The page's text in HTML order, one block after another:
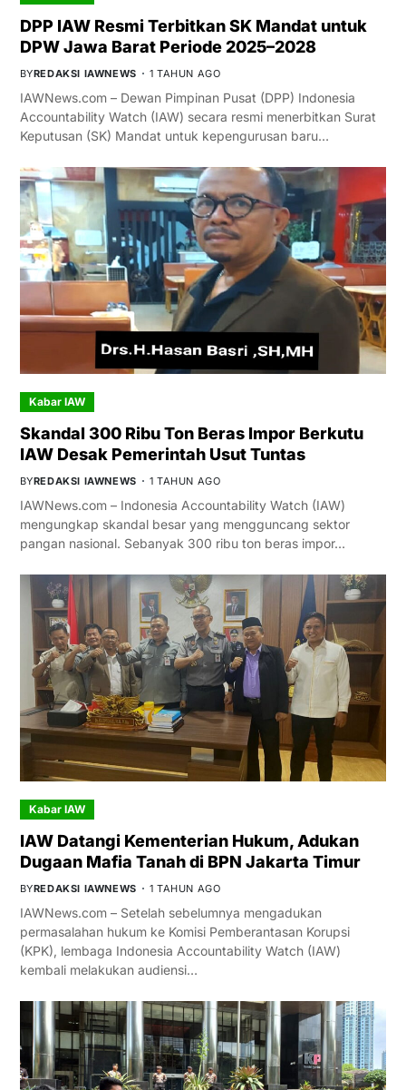
DPP IAW Resmi Terbitkan SK Mandat untuk
DPW Jawa Barat Periode 2025–2028
BYREDAKSI IAWNEWS 1 TAHUN AGO
IAWNews.com – Dewan Pimpinan Pusat (DPP) Indonesia
Accountability Watch (IAW) secara resmi menerbitkan Surat
Keputusan (SK) Mandat untuk kepengurusan baru…
Kabar IAW
Skandal 300 Ribu Ton Beras Impor Berkutu
IAW Desak Pemerintah Usut Tuntas
BYREDAKSI IAWNEWS 1 TAHUN AGO
IAWNews.com – Indonesia Accountability Watch (IAW)
mengungkap skandal besar yang mengguncang sektor
pangan nasional. Sebanyak 300 ribu ton beras impor…
Kabar IAW
IAW Datangi Kementerian Hukum, Adukan
Dugaan Mafia Tanah di BPN Jakarta Timur
BYREDAKSI IAWNEWS 1 TAHUN AGO
IAWNews.com – Setelah sebelumnya mengadukan
permasalahan hukum ke Komisi Pemberantasan Korupsi
(KPK), lembaga Indonesia Accountability Watch (IAW)
kembali melakukan audiensi…